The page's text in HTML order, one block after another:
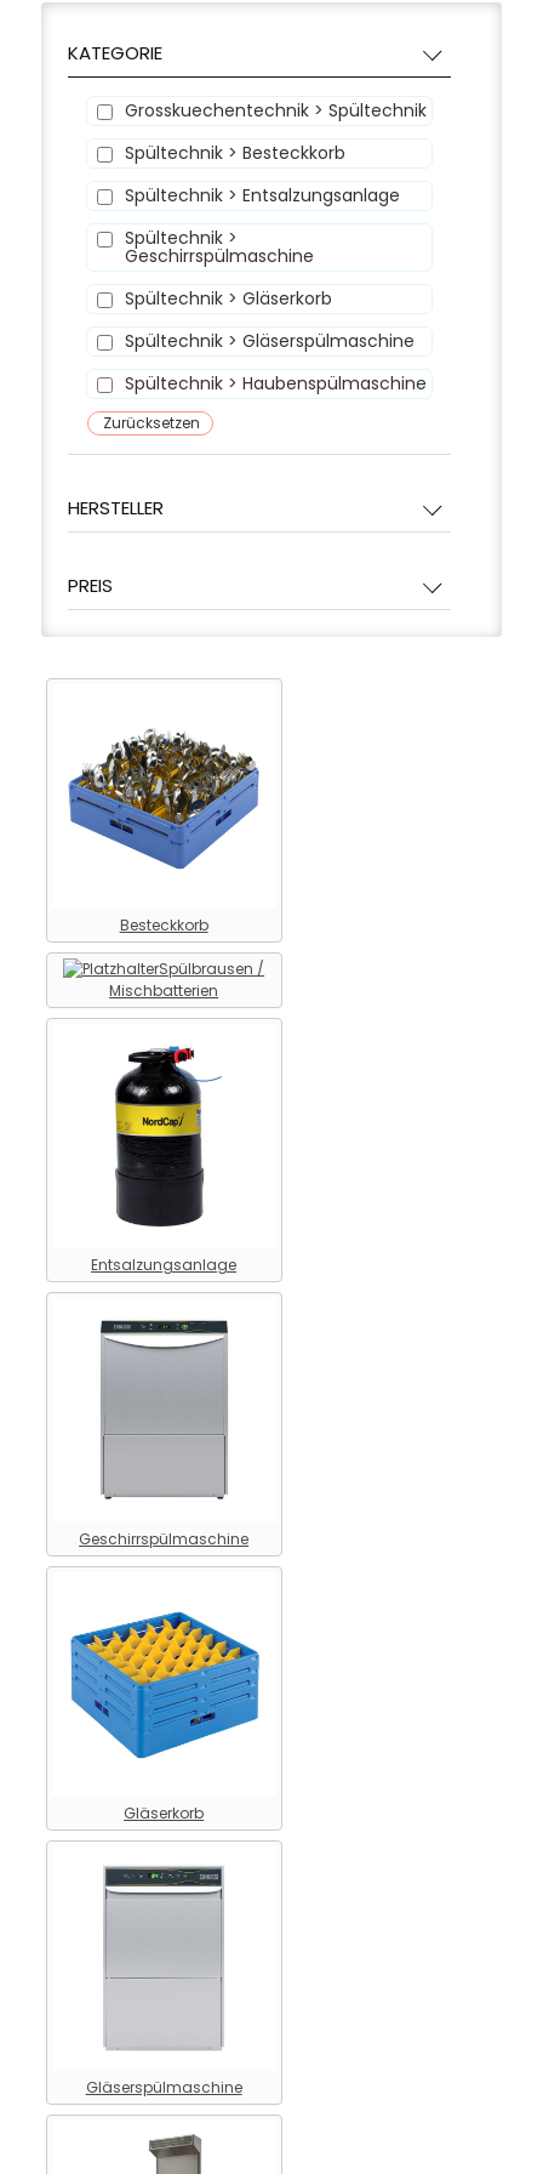
KATEGORIE
Grosskuechentechnik > Spültechnik
Spültechnik > Besteckkorb
Spültechnik > Entsalzungsanlage
Spültechnik >
Geschirrspülmaschine
Spültechnik > Gläserkorb
Spültechnik > Gläserspülmaschine
Spültechnik > Haubenspülmaschine
Spültechnik > Kompakt-
Vorwaschtisch
Spültechnik > Tassenkorb
Spültechnik > Umkehr-Osmose-
Spültechnik >
Spültechnik > Zu- und Ablauftisch
Zurücksetzen
HERSTELLER
PREIS
Besteckkorb
Spülbrausen /
Mischbatterien
Entsalzungsanlage
Geschirrspülmaschine
Gläserkorb
Gläserspülmaschine